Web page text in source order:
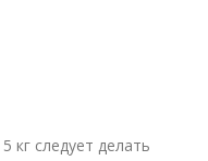
кг следует делать